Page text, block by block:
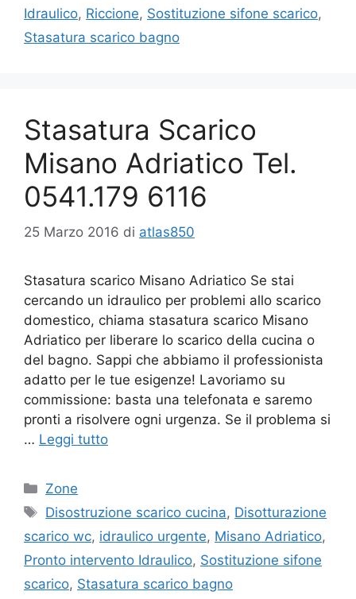
Idraulico, Riccione, Sostituzione sifone scarico,
Stasatura scarico bagno
Stasatura Scarico
Misano Adriatico Tel.
0541.179 6116
25 Marzo 2016 di atlas850
Stasatura scarico Misano Adriatico Se stai
cercando un idraulico per problemi allo scarico
domestico, chiama stasatura scarico Misano
Adriatico per liberare lo scarico della cucina o
del bagno. Sappi che abbiamo il professionista
adatto per le tue esigenze! Lavoriamo su
commissione: basta una telefonata e saremo
pronti a risolvere ogni urgenza. Se il problema si
… Leggi tutto
Categorie
Zone
Tag
Disostruzione scarico cucina, Disotturazione
scarico wc, idraulico urgente, Misano Adriatico,
Pronto intervento Idraulico, Sostituzione sifone
scarico, Stasatura scarico bagno